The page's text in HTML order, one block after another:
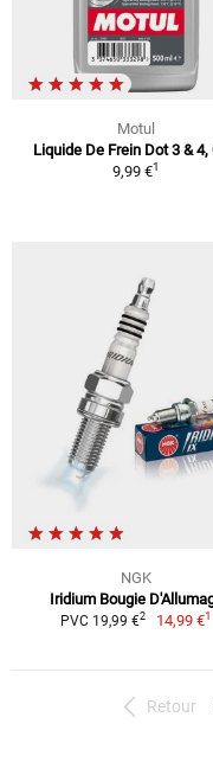
Motul
Liquide De Frein Dot 3 & 4,
9,99 €1
NGK
Iridium Bougie
PVC 19,99 €2 14,99 €1
Retour